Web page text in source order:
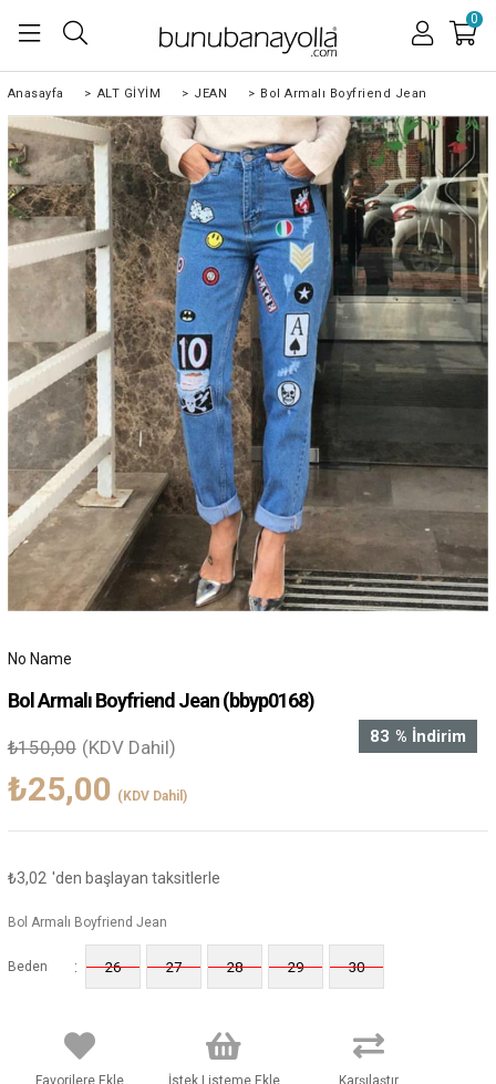
0
Anasayfa > ALT GİYİM > JEAN > Bol Armalı Boyfriend Jean
No Name
Bol Armalı Boyfriend Jean(bbyp0168)
%
83 İndirim
₺150,00 (KDV Dahil)
₺25,00 (KDV Dahil)
₺3,02 'den başlayan taksitlerle
Bol Armalı Boyfriend Jean
Beden : 26 27 28 29 30
Favorilere Ekle İstek Listeme Ekle Karşılaştır